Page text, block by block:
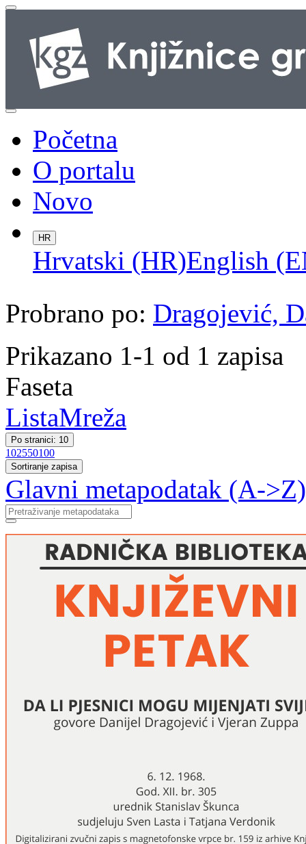
Početna
O portalu
Novo
HR
Hrvatski (HR)English
Probrano po: Dragojević,
Prikazano 1-1 od 1 zapisa
Faseta
ListaMreža
Po stranici: 10
102550100
Sortiranje zapisa
Glavni metapodatak (A->Z)